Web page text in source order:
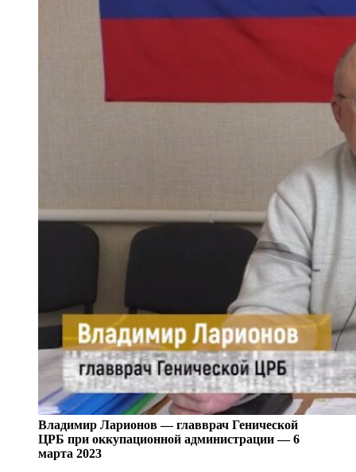
Владимир Ларионов — главврач Генической
ЦРБ при оккупационной администрации — 6
марта 2023